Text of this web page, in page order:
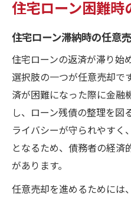
任意売却を始
住宅ローン返済
任意売却に必要
任意売却で重視
住宅ローン残債
返済問題を抱える前
住宅ローン返済
住宅ローン困難時
住宅ローン滞納時の任意
住宅ローンの返済が滞り始
選択肢の一つが任意売却で
済が困難になった際に金融
し、ローン残債の整理を図
ライバシーが守られやすく
となるため、債務者の経済
があります。
任意売却を進めるためには